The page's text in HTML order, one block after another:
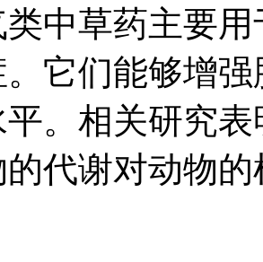
中草药主要
它们能够增
平。相关研究
的代谢对动物